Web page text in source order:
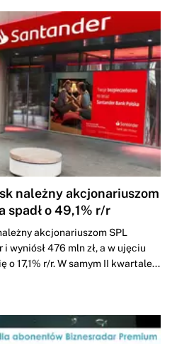
należny akcjonariuszom
spadł o 49,1% r/r
akcjonariuszom SPL
i wyniósł 476 mln zł, a w ujęciu
o 17,1% r/r. W samym II kwartale...